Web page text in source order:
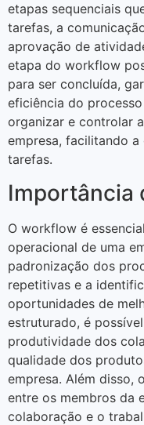
etapas sequenciais
tarefas, a
aprovação de
etapa do workflow
para ser concluída,
eficiência do
organizar e controlar
empresa, facilitando
tarefas.
Importância
O workflow é
operacional de uma
padronização dos
repetitivas e a
oportunidades de
estruturado, é
produtividade dos
qualidade dos
empresa. Além disso,
entre os membros da
colaboração e o